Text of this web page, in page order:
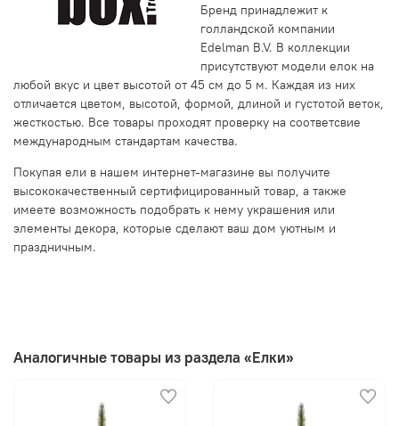
Бренд принадлежит к
голландской компании
Edelman B.V. В коллекции
присутствуют модели елок на
любой вкус и цвет высотой от 45 см до 5 м. Каждая из них
отличается цветом, высотой, формой, длиной и густотой веток,
жесткостью. Все товары проходят проверку на соответсвие
международным стандартам качества.
Покупая ели в нашем интернет-магазине вы получите
высококачественный сертифицированный товар, а также
имеете возможность подобрать к нему украшения или
элементы декора, которые сделают ваш дом уютным и
праздничным.
Аналогичные товары из раздела «Елки»